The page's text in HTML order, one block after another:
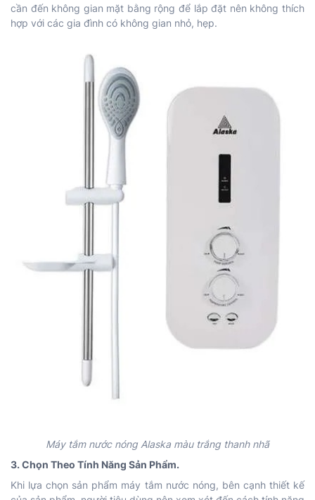
cần đến không gian mặt bằng rộng để lắp đặt nên không thích
hợp với các gia đình có không gian nhỏ, hẹp.
Máy tắm nước nóng Alaska màu trắng thanh nhã
3. Chọn Theo Tính Năng Sản Phẩm.
Khi lựa chọn sản phẩm máy tắm nước nóng, bên cạnh thiết kế